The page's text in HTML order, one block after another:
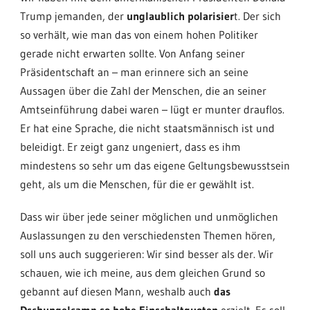
Trump jemanden, der unglaublich polarisiert. Der sich
so verhält, wie man das von einem hohen Politiker
gerade nicht erwarten sollte. Von Anfang seiner
Präsidentschaft an – man erinnere sich an seine
Aussagen über die Zahl der Menschen, die an seiner
Amtseinführung dabei waren – lügt er munter drauflos.
Er hat eine Sprache, die nicht staatsmännisch ist und
beleidigt. Er zeigt ganz ungeniert, dass es ihm
mindestens so sehr um das eigene Geltungsbewusstsein
geht, als um die Menschen, für die er gewählt ist.
Dass wir über jede seiner möglichen und unmöglichen
Auslassungen zu den verschiedensten Themen hören,
soll uns auch suggerieren: Wir sind besser als der. Wir
schauen, wie ich meine, aus dem gleichen Grund so
gebannt auf diesen Mann, weshalb auch das